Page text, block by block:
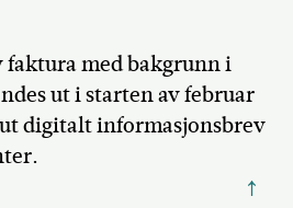
faktura med bakgrunn i
ut i starten av februar
digitalt informasjonsbrev
↑